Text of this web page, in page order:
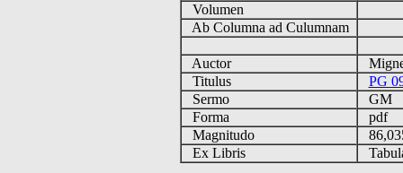
Volumen
Ab Columna ad Culumnam
Auctor
Titulus
PG
Sermo
GM
Forma
pdf
Magnitudo
Ex Libris